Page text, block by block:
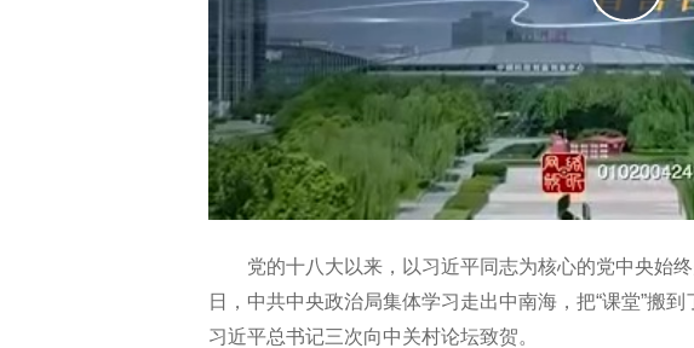
播
放
党的十八大以来，以习近平同志为核心的党中央始
日，中共中央政治局集体学习走出中南海，把“课堂”搬
习近平总书记三次向中关村论坛致贺。